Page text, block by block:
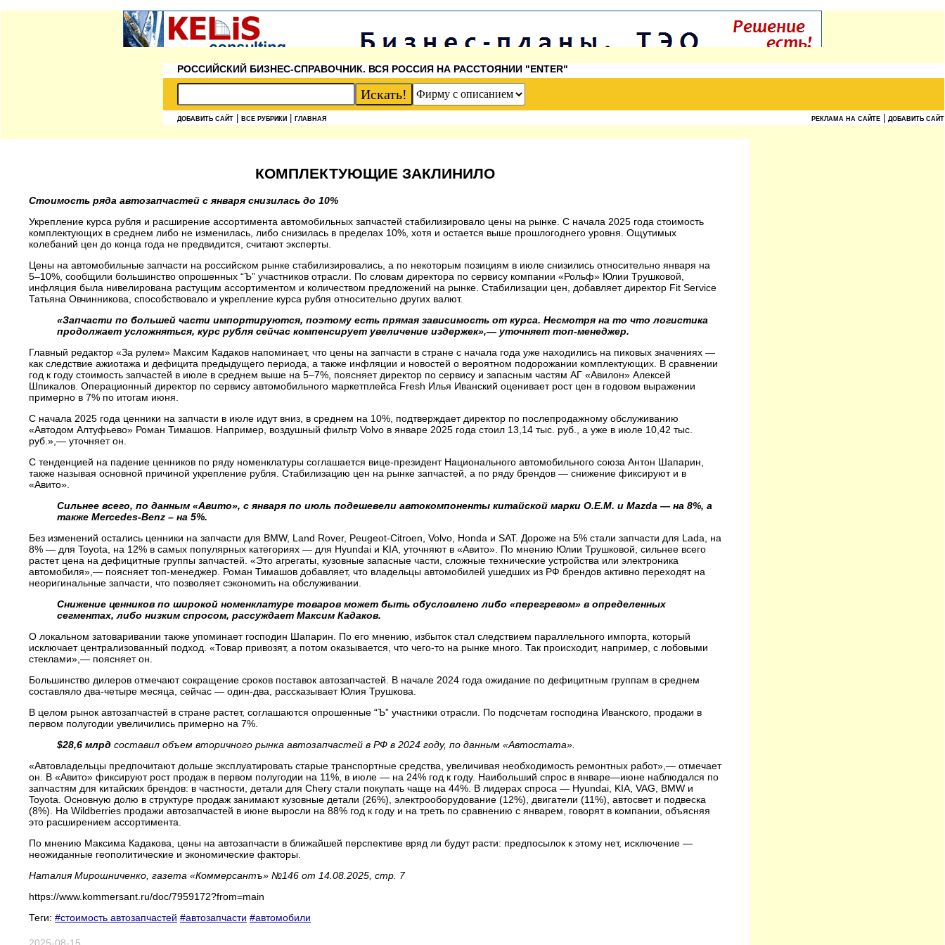
РОССИЙСКИЙ БИЗНЕС-СПРАВОЧНИК. ВСЯ РОССИЯ НА РАССТОЯНИИ "ENTER"
ДОБАВИТЬ САЙТ ВСЕ РУБРИКИ ГЛАВНАЯ РЕКЛАМА НА САЙТЕ ДОБАВИТЬ САЙТ
КОМПЛЕКТУЮЩИЕ ЗАКЛИНИЛО
Стоимость ряда автозапчастей с января снизилась до 10%
Укрепление курса рубля и расширение ассортимента автомобильных запчастей стабилизировало цены на рынке. С начала 2025 года стоимость
комплектующих в среднем либо не изменилась, либо снизилась в пределах 10%, хотя и остается выше прошлогоднего уровня. Ощутимых
колебаний цен до конца года не предвидится, считают эксперты.
Цены на автомобильные запчасти на российском рынке стабилизировались, а по некоторым позициям в июле снизились относительно января на
5–10%, сообщили большинство опрошенных “Ъ” участников отрасли. По словам директора по сервису компании «Рольф» Юлии Трушковой,
инфляция была нивелирована растущим ассортиментом и количеством предложений на рынке. Стабилизации цен, добавляет директор Fit Service
Татьяна Овчинникова, способствовало и укрепление курса рубля относительно других валют.
«Запчасти по большей части импортируются, поэтому есть прямая зависимость от курса. Несмотря на то что логистика
продолжает усложняться, курс рубля сейчас компенсирует увеличение издержек»,— уточняет топ-менеджер.
Главный редактор «За рулем» Максим Кадаков напоминает, что цены на запчасти в стране с начала года уже находились на пиковых значениях —
как следствие ажиотажа и дефицита предыдущего периода, а также инфляции и новостей о вероятном подорожании комплектующих. В сравнении
год к году стоимость запчастей в июле в среднем выше на 5–7%, поясняет директор по сервису и запасным частям АГ «Авилон» Алексей
Шпикалов. Операционный директор по сервису автомобильного маркетплейса Fresh Илья Иванский оценивает рост цен в годовом выражении
примерно в 7% по итогам июня.
С начала 2025 года ценники на запчасти в июле идут вниз, в среднем на 10%, подтверждает директор по послепродажному обслуживанию
«Автодом Алтуфьево» Роман Тимашов. Например, воздушный фильтр Volvo в январе 2025 года стоил 13,14 тыс. руб., а уже в июле 10,42 тыс.
руб.»,— уточняет он.
С тенденцией на падение ценников по ряду номенклатуры соглашается вице-президент Национального автомобильного союза Антон Шапарин,
также называя основной причиной укрепление рубля. Стабилизацию цен на рынке запчастей, а по ряду брендов — снижение фиксируют и в
«Авито».
Сильнее всего, по данным «Авито», с января по июль подешевели автокомпоненты китайской марки O.E.M. и Mazda — на 8%, а
также Mercedes-Benz – на 5%.
Без изменений остались ценники на запчасти для BMW, Land Rover, Peugeot-Citroen, Volvo, Honda и SAT. Дороже на 5% стали запчасти для Lada, на
8% — для Toyota, на 12% в самых популярных категориях — для Hyundai и KIA, уточняют в «Авито». По мнению Юлии Трушковой, сильнее всего
растет цена на дефицитные группы запчастей. «Это агрегаты, кузовные запасные части, сложные технические устройства или электроника
автомобиля»,— поясняет топ-менеджер. Роман Тимашов добавляет, что владельцы автомобилей ушедших из РФ брендов активно переходят на
неоригинальные запчасти, что позволяет сэкономить на обслуживании.
Снижение ценников по широкой номенклатуре товаров может быть обусловлено либо «перегревом» в определенных
сегментах, либо низким спросом, рассуждает Максим Кадаков.
О локальном затоваривании также упоминает господин Шапарин. По его мнению, избыток стал следствием параллельного импорта, который
исключает централизованный подход. «Товар привозят, а потом оказывается, что чего-то на рынке много. Так происходит, например, с лобовыми
стеклами»,— поясняет он.
Большинство дилеров отмечают сокращение сроков поставок автозапчастей. В начале 2024 года ожидание по дефицитным группам в среднем
составляло два-четыре месяца, сейчас — один-два, рассказывает Юлия Трушкова.
В целом рынок автозапчастей в стране растет, соглашаются опрошенные “Ъ” участники отрасли. По подсчетам господина Иванского, продажи в
первом полугодии увеличились примерно на 7%.
$28,6 млрд составил объем вторичного рынка автозапчастей в РФ в 2024 году, по данным «Автостата».
«Автовладельцы предпочитают дольше эксплуатировать старые транспортные средства, увеличивая необходимость ремонтных работ»,— отмечает
он. В «Авито» фиксируют рост продаж в первом полугодии на 11%, в июле — на 24% год к году. Наибольший спрос в январе—июне наблюдался по
запчастям для китайских брендов: в частности, детали для Chery стали покупать чаще на 44%. В лидерах спроса — Hyundai, KIA, VAG, BMW и
Toyota. Основную долю в структуре продаж занимают кузовные детали (26%), электрооборудование (12%), двигатели (11%), автосвет и подвеска
(8%). На Wildberries продажи автозапчастей в июне выросли на 88% год к году и на треть по сравнению с январем, говорят в компании, объясняя
это расширением ассортимента.
По мнению Максима Кадакова, цены на автозапчасти в ближайшей перспективе вряд ли будут расти: предпосылок к этому нет, исключение —
неожиданные геополитические и экономические факторы.
Наталия Мирошниченко, газета «Коммерсантъ» №146 от 14.08.2025, стр. 7
https://www.kommersant.ru/doc/7959172?from=main
Теги: #стоимость автозапчастей #автозапчасти #автомобили